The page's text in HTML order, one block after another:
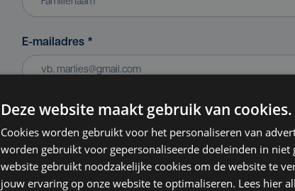
E-mailadres *
Bedrijf of vereniging (indien van toepassing)
Website waarop de video gepubliceerd zal worden*
Deze website maakt gebruik van cookies.
Cookies worden gebruikt voor het personaliseren van
worden gebruikt voor gepersonaliseerde doeleinden in niet
website gebruikt noodzakelijke cookies om de website te
jouw ervaring op onze website te optimaliseren. Lees hier